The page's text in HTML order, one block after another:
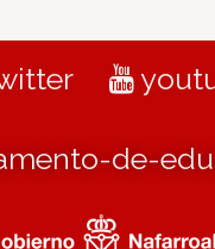
de-